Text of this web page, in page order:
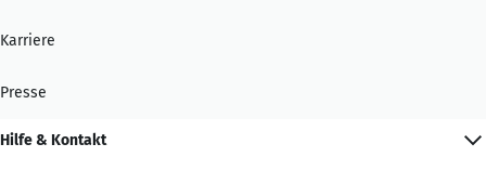
Karriere
Presse
Hilfe & Kontakt